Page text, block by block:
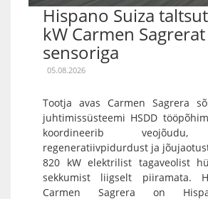
Hispano Suiza
kW Carmen
sensoriga
05.08.2026
Tootja avas Carmen Sagrera
juhtimissüsteemi HSDD
koordineerib veojõudu,
regeneratiivpidurdust ja
820 kW elektrilist tagaveolist
sekkumist liigselt piiramata.
Carmen Sagrera on